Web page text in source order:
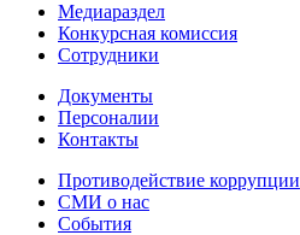
Медиараздел
Конкурсная комиссия
Сотрудники
Документы
Персоналии
Контакты
Противодействие коррупции
СМИ о нас
События